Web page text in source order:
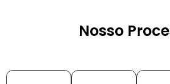
Nosso